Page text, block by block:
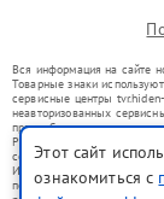
Вся информация на сайте
Товарные знаки
сервисные центры
неавторизованных
правообладателями
Ремонт осуществляется
со статьей 1487 ГК РФ.
Использование товарных
потребителей в
Этот сайт
ознакомиться с